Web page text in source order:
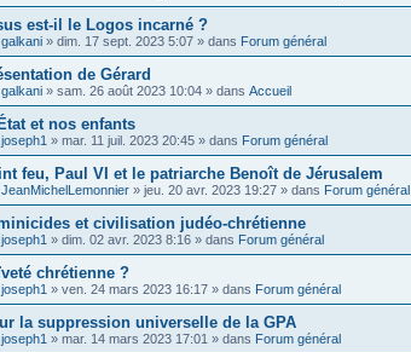
est-il le Logos incarné ?
galkani » dim. 17 sept. 2023 5:07 » dans Forum général
de Gérard
galkani » sam. 26 août 2023 10:04 » dans Accueil
et nos enfants
joseph1 » mar. 11 juil. 2023 20:45 » dans Forum général
feu, Paul VI et le patriarche Benoît de Jérusalem
JeanMichelLemonnier » jeu. 20 avr. 2023 19:27 » dans Forum général
et civilisation judéo-chrétienne
joseph1 » dim. 02 avr. 2023 8:16 » dans Forum général
chrétienne ?
joseph1 » ven. 24 mars 2023 16:17 » dans Forum général
la suppression universelle de la GPA
joseph1 » mar. 14 mars 2023 17:01 » dans Forum général